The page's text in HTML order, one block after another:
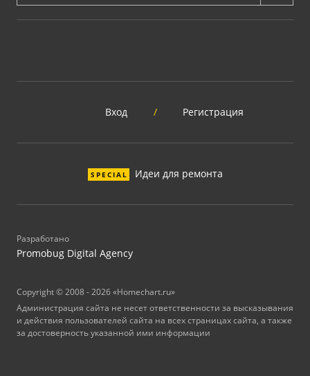
Вход / Регистрация
SPECIAL Идеи для ремонта
Разработано
Promobug Digital Agency
Copyright © 2008 - 2026 «Homechart.ru»
Администрация сайта не несет ответственности за высказывания
и действия пользователей сайта на всех страницах сайта, а также
за достоверность указанной ими информации